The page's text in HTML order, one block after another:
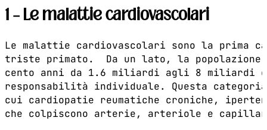
1 – Le malattie cardiovascolari
Le malattie cardiovascolari sono la prima
triste primato. Da un lato, la popolazione
cento anni da 1.6 miliardi agli 8 miliardi
responsabilità individuale. Questa
cui cardiopatie reumatiche croniche,
che colpiscono arterie, arteriole e